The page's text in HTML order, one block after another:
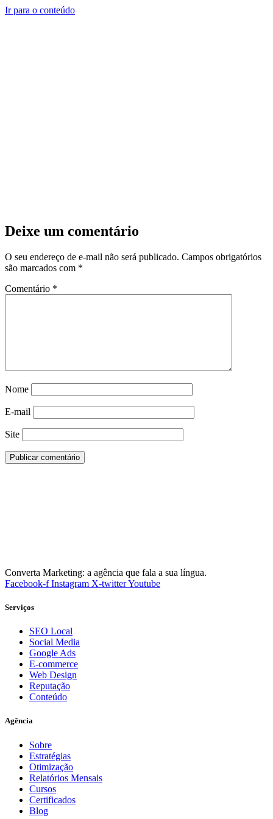
Ir para o conteúdo
Deixe um comentário
O seu endereço de e-mail não será publicado. Campos obrigatórios
são marcados com *
Comentário *
Nome
E-mail
Site
Converta Marketing: a agência que fala a sua língua.
Facebook-f Instagram X-twitterYoutube
Serviços
SEO Local
Social Media
Google Ads
E-commerce
Web Design
Reputação
Conteúdo
Agência
Sobre
Estratégias
Otimização
Relatórios Mensais
Cursos
Certificados
Blog